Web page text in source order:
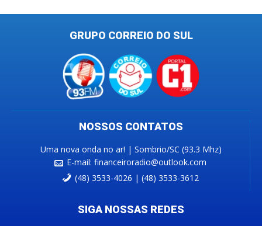
GRUPO CORREIO DO SUL
NOSSOS CONTATOS
Uma nova onda no ar! | Sombrio/SC (93.3 Mhz)
E-mail: financeiroradio@outlook.com
(48) 3533-4026 | (48) 3533-3612
SIGA NOSSAS REDES